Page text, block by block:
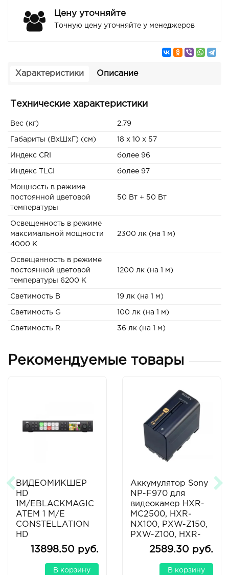
Цену уточняйте
Точную цену уточняйте у менеджеров
Характеристики Описание
Технические характеристики
Вес (кг) 2.79
Габариты (ВxШxГ) (см) 18 x 10 x 57
Индекс CRI более 96
Индекс TLCI более 97
Мощность в режиме
постоянной цветовой
температуры
50 Вт + 50 Вт
Освещенность в режиме
максимальной мощности
4000 К
2300 лк (на 1 м)
Освещенность в режиме
постоянной цветовой
температуры 6200 К
1200 лк (на 1 м)
Светимость B 19 лк (на 1 м)
Светимость G 100 лк (на 1 м)
Светимость R 36 лк (на 1 м)
Рекомендуемые товары
ВИДЕОМИКШЕР
HD
1M/EBLACKMAGIC
ATEM 1 M/E
CONSTELLATION
HD
13898.50 руб.
В корзину
Аккумулятор Sony
NP-F970 для
видеокамер HXR-
MC2500, HXR-
NX100, PXW-Z150,
PXW-Z100, HXR-
NX5R
2589.30 руб.
В корзину